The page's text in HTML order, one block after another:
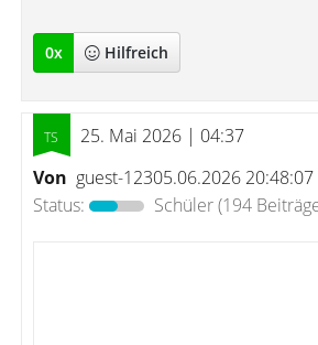
0x Hilfreich
25. Mai 2026 | 04:37
Von guest-12305.06.2026 20:48:07
Status:
Schüler(194